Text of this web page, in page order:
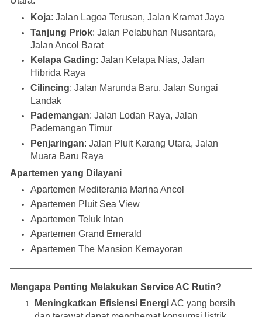
Koja: Jalan Lagoa Terusan, Jalan Kramat Jaya
Tanjung Priok: Jalan Pelabuhan Nusantara,
Jalan Ancol Barat
Kelapa Gading: Jalan Kelapa Nias, Jalan
Hibrida Raya
Cilincing: Jalan Marunda Baru, Jalan Sungai
Landak
Pademangan: Jalan Lodan Raya, Jalan
Pademangan Timur
Penjaringan: Jalan Pluit Karang Utara, Jalan
Muara Baru Raya
Apartemen yang Dilayani
Apartemen Mediterania Marina Ancol
Apartemen Pluit Sea View
Apartemen Teluk Intan
Apartemen Grand Emerald
Apartemen The Mansion Kemayoran
Mengapa Penting Melakukan Service AC Rutin?
Meningkatkan Efisiensi EnergiAC yang bersih